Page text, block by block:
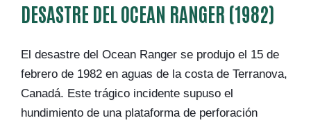
DESASTRE DEL OCEAN RANGER (1982)
El desastre del Ocean Ranger se produjo el 15 de
febrero de 1982 en aguas de la costa de Terranova,
Canadá. Este trágico incidente supuso el
hundimiento de una plataforma de perforación